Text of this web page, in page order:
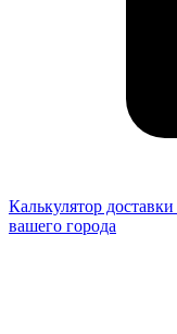
Калькулятор доставки
вашего города